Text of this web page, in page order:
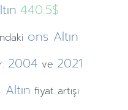
440.5$
ons Altın
2004 ve 2021
fiyat artışı